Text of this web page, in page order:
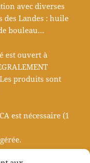
avec diverses
des Landes : huile
bouleau…
est ouvert à
produits sont
est nécessaire (1